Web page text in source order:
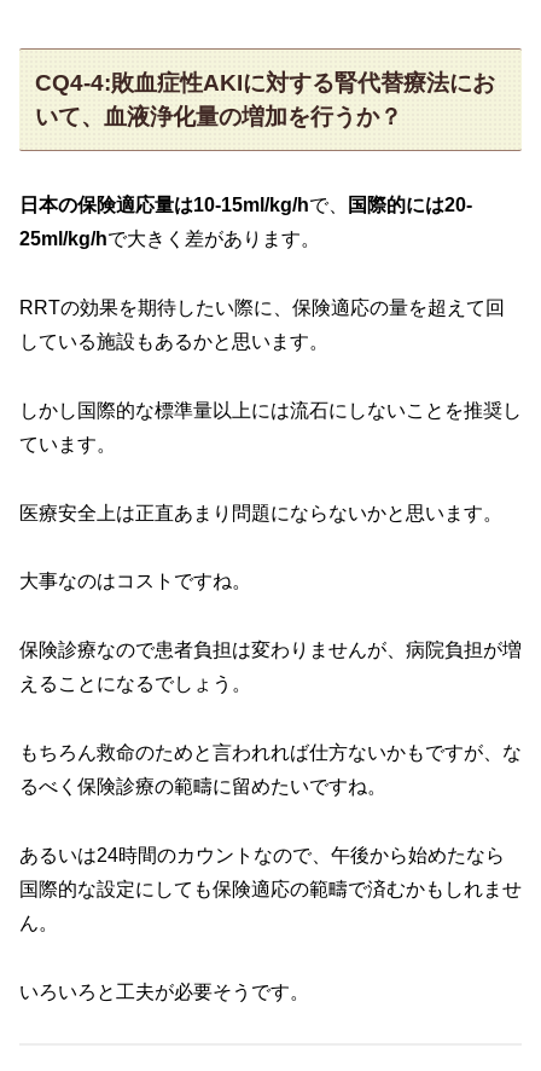
CQ4-4:敗血症性AKIに対する腎代替療法にお
いて、血液浄化量の増加を行うか？
日本の保険適応量は10-15ml/kg/hで、
国際的には20-
25ml/kg/hで大きく差があります。
RRTの効果を期待したい際に、保険適応の量を超えて回
している施設もあるかと思います。
しかし国際的な標準量以上には流石にしないことを推奨し
ています。
医療安全上は正直あまり問題にならないかと思います。
大事なのはコストですね。
保険診療なので患者負担は変わりませんが、病院負担が増
えることになるでしょう。
もちろん救命のためと言われれば仕方ないかもですが、な
るべく保険診療の範疇に留めたいですね。
あるいは24時間のカウントなので、午後から始めたなら
国際的な設定にしても保険適応の範疇で済むかもしれませ
ん。
いろいろと工夫が必要そうです。